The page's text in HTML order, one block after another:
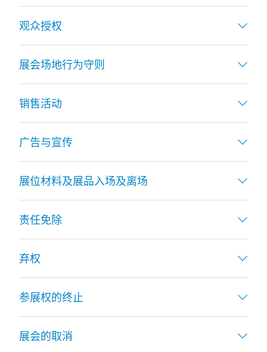
观众授权
展会场地行为守则
销售活动
广告与宣传
展位材料及展品入场及离场
责任免除
弃权
参展权的终止
展会的取消